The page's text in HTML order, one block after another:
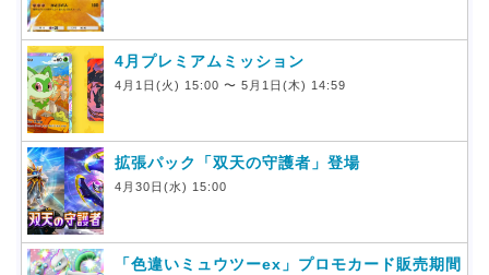
4月プレミアムミッション
4月1日(火) 15:00 〜 5月1日(木) 14:59
拡張パック「双天の守護者」登場
4月30日(水) 15:00
「色違いミュウツーex」プロモカード販売期間